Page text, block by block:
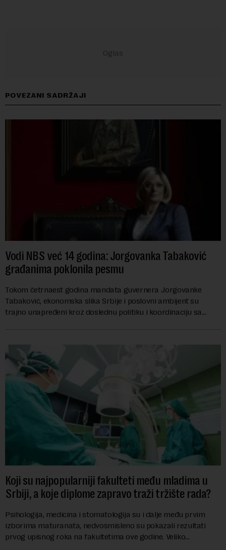
POVEZANI SADRŽAJI
Vodi NBS već 14 godina: Jorgovanka Tabaković
građanima poklonila pesmu
Tokom četrnaest godina mandata guvernera Jorgovanke
Tabaković, ekonomska slika Srbije i poslovni ambijent su
trajno unapređeni kroz doslednu politiku i koordinaciju sa
Koji su najpopularniji fakulteti među mladima u
Srbiji, a koje diplome zapravo traži tržište rada?
Psihologija, medicina i stomatologija su i dalje među prvim
izborima maturanata, nedvosmisleno su pokazali rezultati
prvog upisnog roka na fakultetima ove godine. Veliko